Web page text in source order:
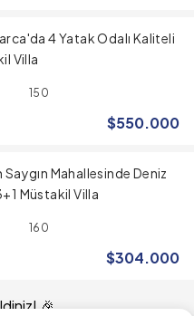
4 Yatak Odalı Kaliteli
Villa
150
$550.000
Saygın Mahallesinde Deniz
Müstakil Villa
160
$304.000
🎉